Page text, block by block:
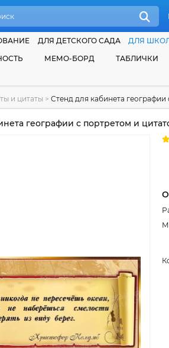
ДЛЯ ДЕТСКОГО САДА ДЛЯ
МЕМО-БОРД ТАБЛИЧКИ
и цитаты > Стенд для кабинета
географии с портретом и